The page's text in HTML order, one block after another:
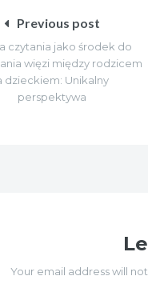
Previous post
czytania jako środek do
więzi między rodzicem
dzieckiem: Unikalny
perspektywa
Your email address will